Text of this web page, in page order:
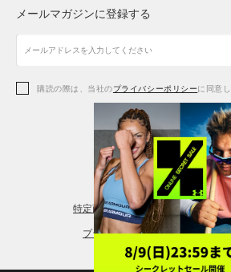
アクセサリー
アクセサリー
シューズ
アクセサリー
レギンス＆タイツ
シューズ
メールマガジンに登録する
購読の際は、当社のプライバシーポリシーに同意し
特定商取引法に基づく通販の表記
プライバシーポリシー